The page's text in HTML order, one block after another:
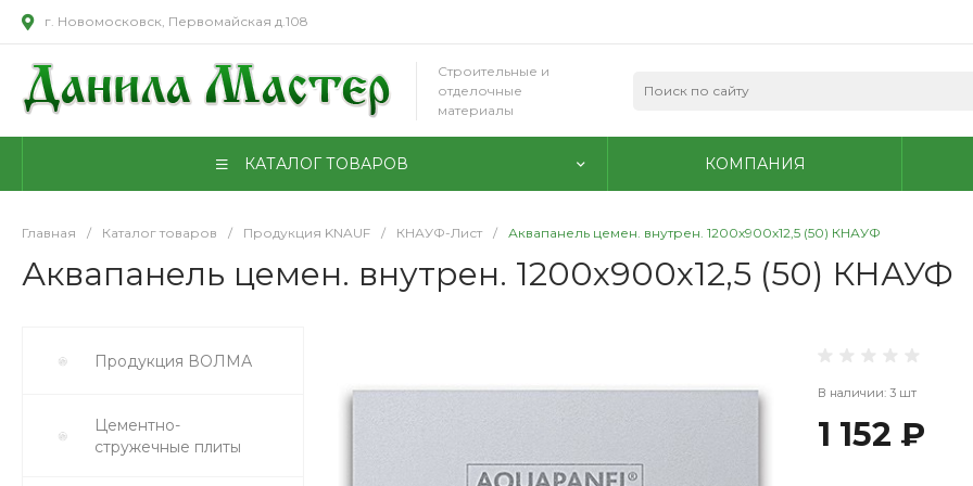
г. Новомосковск, Первомайская д.108
Строительные и
отделочные
материалы
КАТАЛОГ ТОВАРОВ КОМПАНИЯ
Главная / Каталог товаров / Продукция KNAUF / КНАУФ-Лист / Аквапанель цемен. внутрен. 1200х900х12,5 (50) КНАУФ
Аквапанель цемен. внутрен. 1200х900х12,5 (50) КНАУФ
Продукция ВОЛМА
Цементно-
стружечные плиты
В наличии: 3 шт
1 152 ₽